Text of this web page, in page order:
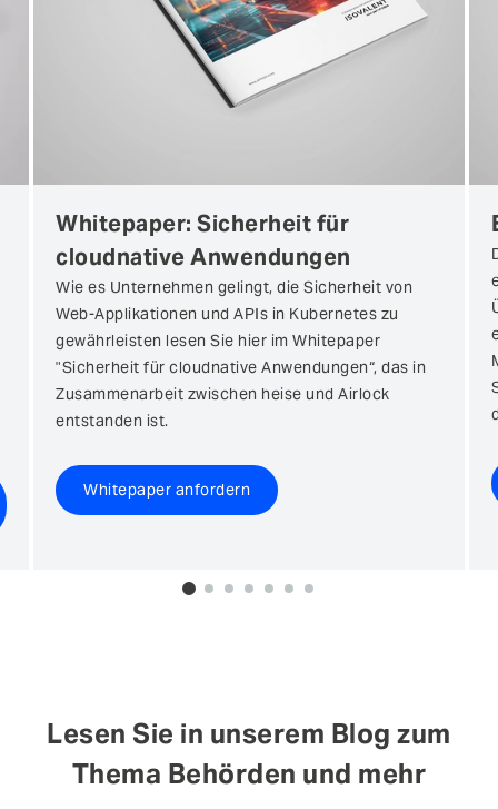
Whitepaper: Sicherheit für
cloudnative Anwendungen
Wie es Unternehmen gelingt, die Sicherheit von
Web-Applikationen und APIs in Kubernetes zu
gewährleisten lesen Sie hier im Whitepaper
"Sicherheit für cloudnative Anwendungen“, das in
Zusammenarbeit zwischen heise und Airlock
entstanden ist.
Whitepaper anfordern
0 1 2 3 4 5 6
Lesen Sie in unserem Blog zum
Thema Behörden und mehr